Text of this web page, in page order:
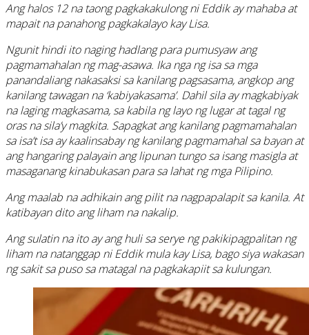
Ang halos 12 na taong pagkakakulong ni Eddik ay mahaba at
mapait na panahong pagkakalayo kay Lisa.
Ngunit hindi ito naging hadlang para pumusyaw ang
pagmamahalan ng mag-asawa. Ika nga ng isa sa mga
panandaliang nakasaksi sa kanilang pagsasama, angkop ang
kanilang tawagan na ‘kabiyakasama’. Dahil sila ay magkabiyak
na laging magkasama, sa kabila ng layo ng lugar at tagal ng
oras na sila’y magkita. Sapagkat ang kanilang pagmamahalan
sa isa’t isa ay kaalinsabay ng kanilang pagmamahal sa bayan at
ang hangaring palayain ang lipunan tungo sa isang masigla at
masaganang kinabukasan para sa lahat ng mga Pilipino.
Ang maalab na adhikain ang pilit na nagpapalapit sa kanila. At
katibayan dito ang liham na nakalip.
Ang sulatin na ito ay ang huli sa serye ng pakikipagpalitan ng
liham na natanggap ni Eddik mula kay Lisa, bago siya wakasan
ng sakit sa puso sa matagal na pagkakapiit sa kulungan.